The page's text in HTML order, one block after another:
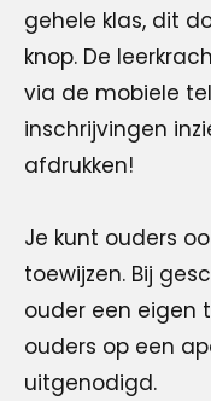
gehele klas, dit
knop. De
via de mobiele
inschrijvingen
afdrukken!
Je kunt ouders
toewijzen. Bij
ouder een eigen
ouders op een
uitgenodigd.